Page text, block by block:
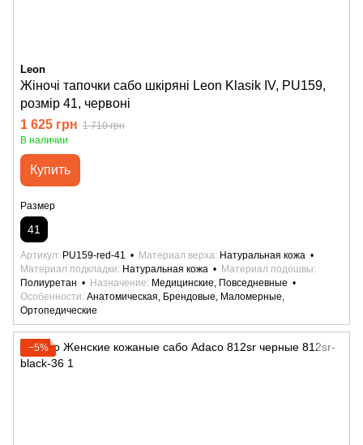
Leon
Жіночі тапочки сабо шкіряні Leon Klasik IV, PU159,
розмір 41, червоні
1 625 грн 1 710 грн
В наличии
Купить
Размер
41
Артикул PU159-red-41 Материал верха Натуральная кожа
Материал подкладки
Натуральная кожа
Материал подошвы
Полиуретан
Назначение
Медицинские, Повседневные
Особенности Анатомическая, Брендовые, Маломерные,
Ортопедические
−5%